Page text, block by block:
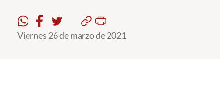
Formación Continua
Viernes 26 de marzo de 2021